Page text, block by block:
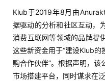
Klub于2019年8月由
据驱动的分析和社区互动，
消费互联网等领域的品牌提
这些新资金用于“建设Klub
购合作伙伴”。根据声明，
市场搭建平台，同时谋求在